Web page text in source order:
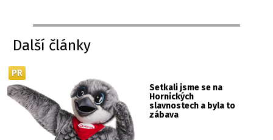
Další články
Setkali jsme se na
Hornických
slavnostech a byla to
zábava
PR